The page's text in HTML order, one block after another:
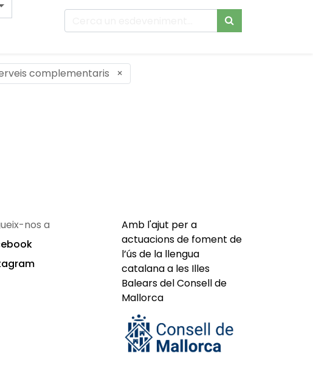
complementaris ×
nos a
Amb l'ajut per a
actuacions de foment de
l’ús de la llengua
catalana a les Illes
Balears del Consell de
Mallorca